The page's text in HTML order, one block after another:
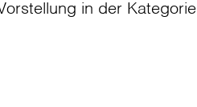
in der Kategorie